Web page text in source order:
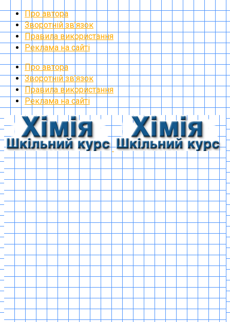
Про автора
Зворотній зв’язок
Правила використання
Реклама на сайті
Про автора
Зворотній зв’язок
Правила використання
Реклама на сайті